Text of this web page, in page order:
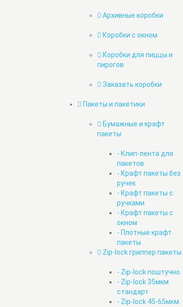
Архивные коробки
Коробки с окном
Коробки для пиццы и
пирогов
Заказать коробки
Пакеты и пакетики
Бумажные и крафт
пакеты
- Клип-лента для
пакетов
- Крафт пакеты без
ручек
- Крафт пакеты с
ручками
- Крафт пакеты с
окном
- Плотные крафт
пакеты
Zip-lock гриппер пакеты
- Zip-lock поштучно
- Zip-lock 35мкм
стандарт
- Zip-lock 45-65мкм